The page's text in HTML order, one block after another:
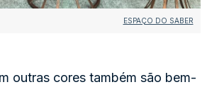
ESPAÇO DO SABER
outras cores também são bem-